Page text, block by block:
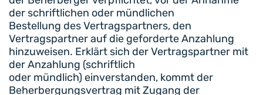
der schriftlichen oder mündlichen
Bestellung des Vertragspartners, den
Vertragspartner auf die geforderte Anzahlung
hinzuweisen. Erklärt sich der Vertragspartner mit
der Anzahlung (schriftlich
oder mündlich) einverstanden, kommt der
Beherbergungsvertrag mit Zugang der